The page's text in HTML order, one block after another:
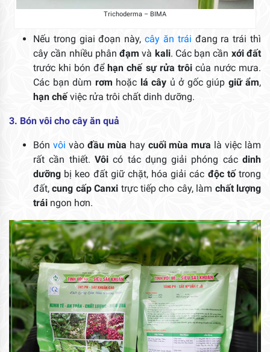
Trichoderma – BIMA
Nếu trong giai đoạn này, cây ăn trái đang ra trái thì
cây cần nhiều phân đạm và kali. Các bạn cần xới đất
trước khi bón đểhạn chế sự rửa trôicủa nước mưa.
Các bạn dùm rơm hoặc lá cây ủ ở gốc giúp giữ ẩm,
hạn chếviệc rửa trôi chất dinh dưỡng.
3. Bón vôi cho cây ăn quả
Bón vôi vàođầu mùa haycuối mùa mưa là việc làm
rất cần thiết. Vôicó tác dụng giải phóng cácdinh
dưỡng bị keo đất giữ chặt, hóa giải các độc tốtrong
đất,cung cấp Canxi trực tiếp cho cây, làm chất lượng
trái ngon hơn.